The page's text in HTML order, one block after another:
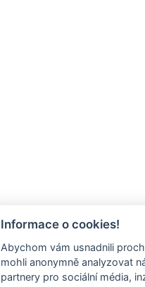
Informace o cookies!
Abychom vám usnadnili
mohli anonymně analyzovat
partnery pro sociální média,